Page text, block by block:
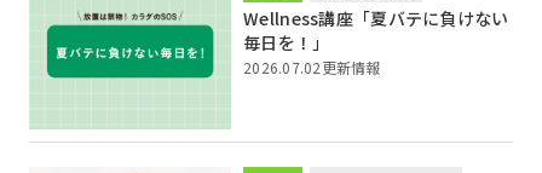
Wellness講座「夏バテに負けない
毎日を！」
2026.07.02更新情報